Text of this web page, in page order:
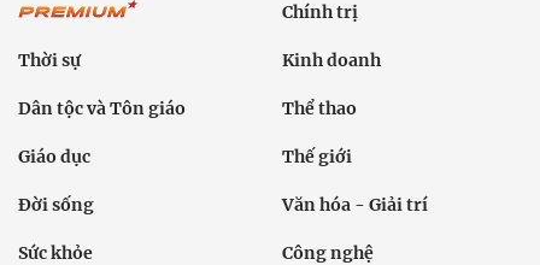
Chính trị
Thời sự Kinh doanh
Dân tộc và Tôn giáo Thể thao
Giáo dục Thế giới
Đời sống Văn hóa - Giải trí
Sức khỏe Công nghệ